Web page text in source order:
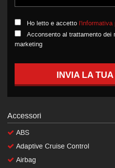
Ho letto e accetto l'informativa
Acconsento al trattamento dei
marketing
INVIA LA
Accessori
ABS
Adaptive Cruise Control
Airbag